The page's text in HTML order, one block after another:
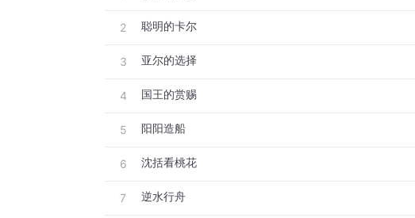
2 聪明的卡尔
3 亚尔的选择
4 国王的赏赐
5 阳阳造船
6 沈括看桃花
7 逆水行舟